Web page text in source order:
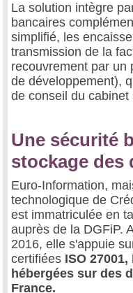
La solution intègre
bancaires
simplifié, les
transmission de la
recouvrement par un
de développement),
de conseil du
Une sécurité
stockage des
Euro-Information,
technologique de
est immatriculée en
auprès de la DGFiP.
2016, elle s'appuie
certifiées ISO 27001,
hébergées sur des
France.